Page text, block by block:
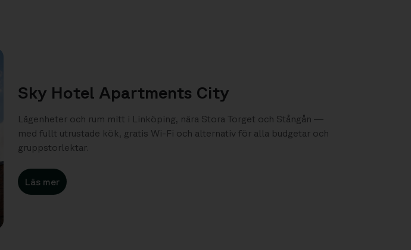
Sky Hotel Apartments City
Lägenheter och rum mitt i Linköping, nära Stora Torget och Stångån —
med fullt utrustade kök, gratis Wi-Fi och alternativ för alla budgetar och
gruppstorlektar.
Läs mer